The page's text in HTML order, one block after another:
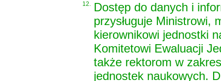
12. Dostęp do danych i
przysługuje Ministrowi,
kierownikowi jednostki
Komitetowi Ewaluacji
także rektorom w
jednostek naukowych.